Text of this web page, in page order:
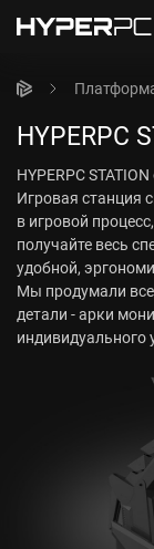
HYPERPC
HYPERPC
Игровая станция
в игровой
получайте весь
удобной,
Мы продумали
детали - арки
индивидуального